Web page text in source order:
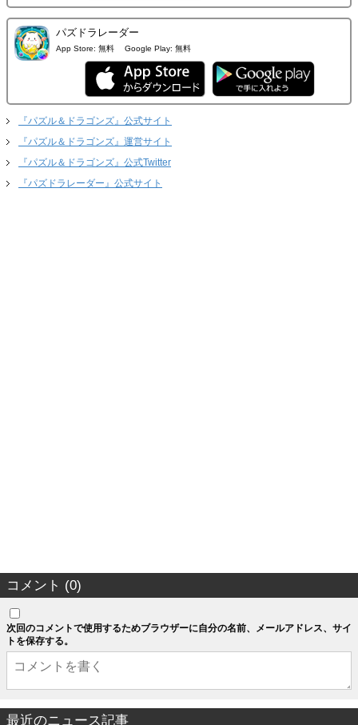
パズドラレーダー
App Store: 無料 Google Play: 無料
『パズル＆ドラゴンズ』公式サイト
『パズル＆ドラゴンズ』運営サイト
『パズル＆ドラゴンズ』公式Twitter
『パズドラレーダー』公式サイト
コメント (0)
次回のコメントで使用するためブラウザーに自分の名前、メールアドレス、サイ
トを保存する。
最近のニュース記事